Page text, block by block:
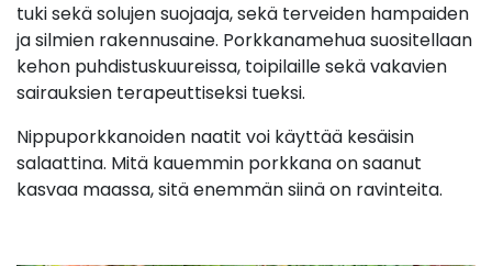
tuki sekä solujen suojaaja, sekä terveiden hampaiden
ja silmien rakennusaine. Porkkanamehua suositellaan
kehon puhdistuskuureissa, toipilaille sekä vakavien
sairauksien terapeuttiseksi tueksi.
Nippuporkkanoiden naatit voi käyttää kesäisin
salaattina. Mitä kauemmin porkkana on saanut
kasvaa maassa, sitä enemmän siinä on ravinteita.